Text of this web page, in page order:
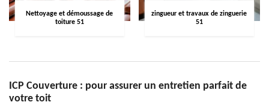
Nettoyage et démoussage de
toiture 51
zingueur et travaux de zinguerie
51
ICP Couverture : pour assurer un entretien parfait de
votre toit